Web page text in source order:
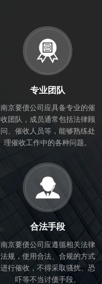
专业团队
南京要债公司应具备专业的催
收团队，成员通常包括法律顾
问、催收人员等，能够熟练处
理催收工作中的各种问题。
合法手段
南京要债公司应遵循相关法律
法规，使用合法、合规的方式
进行催收，不得采取骚扰、恐
吓等不当讨债手段。